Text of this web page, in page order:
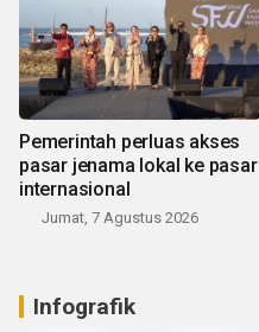
Pemerintah perluas akses
pasar jenama lokal ke pasar
internasional
Jumat, 7 Agustus 2026
Infografik